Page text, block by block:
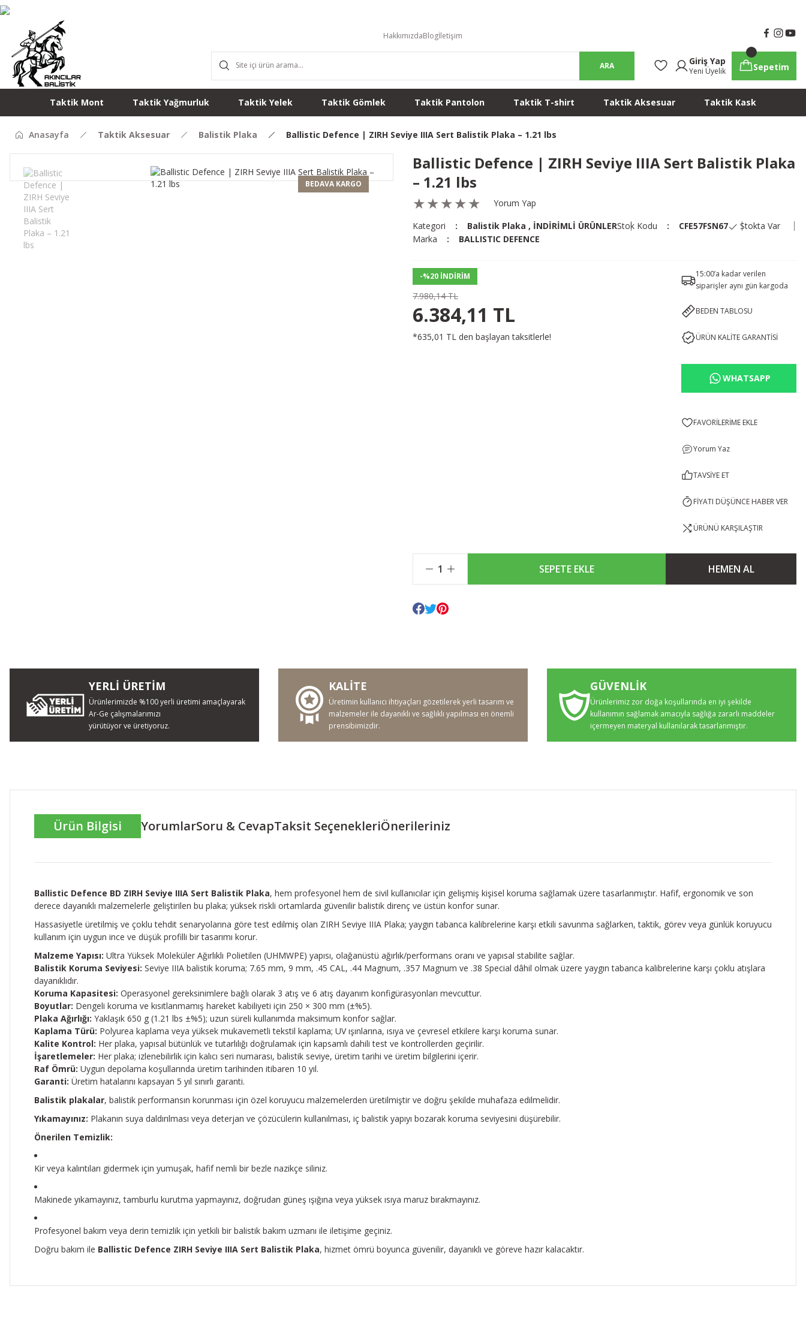
HakkımızdaBlogİletişim
ARA Giriş Yap
Yeni Üyelik Sepetim
Taktik Mont Taktik Yağmurluk Taktik Yelek Taktik Gömlek Taktik Pantolon Taktik T-shirt Taktik Aksesuar Taktik Kask
Anasayfa Taktik Aksesuar Balistik Plaka Ballistic Defence | ZIRH Seviye IIIA Sert Balistik Plaka – 1.21 lbs
BEDAVA KARGO
Ballistic Defence | ZIRH Seviye IIIA Sert Balistik Plaka
– 1.21 lbs
Yorum Yap
Kategori
Balistik Plaka , İNDİRİMLİ ÜRÜNLERStok Kodu CFE57FSN67
Stokta Var
Marka
BALLISTIC DEFENCE
-%20 İNDİRİM
7.980,14 TL
6.384,11 TL
*635,01 TL den başlayan taksitlerle!
15:00’a kadar verilen
siparişler aynı gün kargoda
BEDEN TABLOSU
ÜRÜN KALİTE GARANTİSİ
WHATSAPP
Yorum Yaz
TAVSİYE ET
FİYATI DÜŞÜNCE HABER VER
ÜRÜNÜ KARŞILAŞTIR
SEPETE EKLE HEMEN AL
YERLİ ÜRETİM
Ürünlerimizde %100 yerli üretimi amaçlayarak
Ar-Ge çalışmalarımızı
yürütüyor ve üretiyoruz.
KALİTE
Üretimin kullanıcı ihtiyaçları gözetilerek yerli tasarım ve
malzemeler ile dayanıklı ve sağlıklı yapılması en önemli
prensibimizdir.
GÜVENLİK
Ürünlerimiz zor doğa koşullarında en iyi şekilde
kullanımın sağlamak amacıyla sağlığa zararlı maddeler
içermeyen materyal kullanılarak tasarlanmıştır.
Ürün Bilgisi YorumlarSoru & CevapTaksit SeçenekleriÖnerileriniz
Ballistic Defence BD ZIRH Seviye IIIA Sert Balistik Plaka, hem profesyonel hem de sivil kullanıcılar için gelişmiş kişisel koruma sağlamak üzere tasarlanmıştır. Hafif, ergonomik ve son
derece dayanıklı malzemelerle geliştirilen bu plaka; yüksek riskli ortamlarda güvenilir balistik direnç ve üstün konfor sunar.
Hassasiyetle üretilmiş ve çoklu tehdit senaryolarına göre test edilmiş olan ZIRH Seviye IIIA Plaka; yaygın tabanca kalibrelerine karşı etkili savunma sağlarken, taktik, görev veya günlük koruyucu
kullanım için uygun ince ve düşük profilli bir tasarımı korur.
Malzeme Yapısı: Ultra Yüksek Moleküler Ağırlıklı Polietilen (UHMWPE) yapısı, olağanüstü ağırlık/performans oranı ve yapısal stabilite sağlar.
Balistik Koruma Seviyesi: Seviye IIIA balistik koruma; 7.65 mm, 9 mm, .45 CAL, .44 Magnum, .357 Magnum ve .38 Special dâhil olmak üzere yaygın tabanca kalibrelerine karşı çoklu atışlara
dayanıklıdır.
Koruma Kapasitesi: Operasyonel gereksinimlere bağlı olarak 3 atış ve 6 atış dayanım konfigürasyonları mevcuttur.
Boyutlar: Dengeli koruma ve kısıtlanmamış hareket kabiliyeti için 250 × 300 mm (±%5).
Plaka Ağırlığı: Yaklaşık 650 g (1.21 lbs ±%5); uzun süreli kullanımda maksimum konfor sağlar.
Kaplama Türü: Polyurea kaplama veya yüksek mukavemetli tekstil kaplama; UV ışınlarına, ısıya ve çevresel etkilere karşı koruma sunar.
Kalite Kontrol: Her plaka, yapısal bütünlük ve tutarlılığı doğrulamak için kapsamlı dahili test ve kontrollerden geçirilir.
İşaretlemeler: Her plaka; izlenebilirlik için kalıcı seri numarası, balistik seviye, üretim tarihi ve üretim bilgilerini içerir.
Raf Ömrü: Uygun depolama koşullarında üretim tarihinden itibaren 10 yıl.
Garanti: Üretim hatalarını kapsayan 5 yıl sınırlı garanti.
Balistik plakalar, balistik performansın korunması için özel koruyucu malzemelerden üretilmiştir ve doğru şekilde muhafaza edilmelidir.
Yıkamayınız: Plakanın suya daldırılması veya deterjan ve çözücülerin kullanılması, iç balistik yapıyı bozarak koruma seviyesini düşürebilir.
Önerilen Temizlik:
Kir veya kalıntıları gidermek için yumuşak, hafif nemli bir bezle nazikçe siliniz.
Makinede yıkamayınız, tamburlu kurutma yapmayınız, doğrudan güneş ışığına veya yüksek ısıya maruz bırakmayınız.
Profesyonel bakım veya derin temizlik için yetkili bir balistik bakım uzmanı ile iletişime geçiniz.
Doğru bakım ile Ballistic Defence ZIRH Seviye IIIA Sert Balistik Plaka, hizmet ömrü boyunca güvenilir, dayanıklı ve göreve hazır kalacaktır.